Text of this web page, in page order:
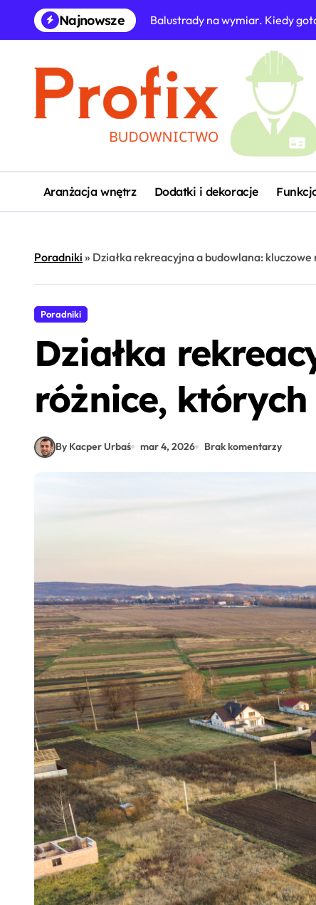
content
Najnowsze Balustrady na wymiar. Kiedy
Aranżacja wnętrz Dodatki i dekoracje
Poradniki » Działka rekreacyjna a budowlana:
Poradniki
Działka
różnice,
By Kacper Urbaś mar 4, 2026 Brak komentarzy